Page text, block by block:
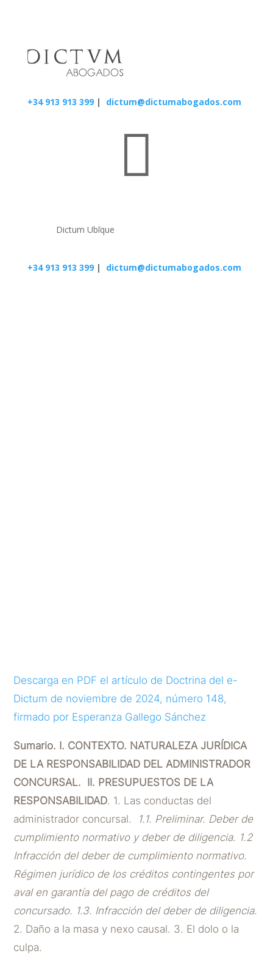
+34 913 913 399| dictum@dictumabogados.com

Dictum Ubīque
+34 913 913 399| dictum@dictumabogados.com
Descarga en PDF el artículo de Doctrina del e-
Dictum de noviembre de 2024, número 148,
firmado por Esperanza Gallego Sánchez
Sumario. I. CONTEXTO. NATURALEZA JURÍDICA
DE LA RESPONSABILIDAD DEL ADMINISTRADOR
CONCURSAL. II. PRESUPUESTOS DE LA
RESPONSABILIDAD. 1. Las conductas del
administrador concursal.
1.1. Preliminar. Deber de
cumplimiento normativo y deber de diligencia. 1.2
Infracción del deber de cumplimiento normativo.
Régimen jurídico de los créditos contingentes por
aval en garantía del pago de créditos del
concursado. 1.3. Infracción del deber de diligencia.
2. Daño a la masa y nexo causal. 3. El dolo o la
culpa.